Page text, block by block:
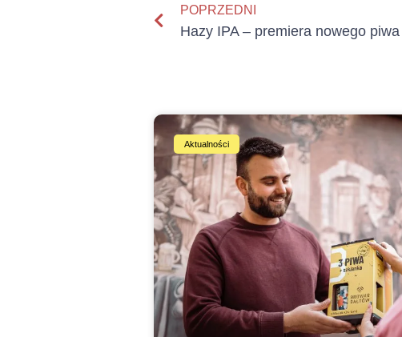
POPRZEDNI
Hazy IPA – premiera nowego piwa
Aktualności